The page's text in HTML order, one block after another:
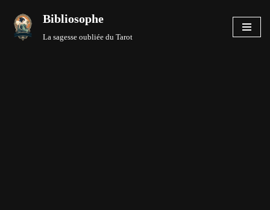
Aller
Bibliosophe
La sagesse oubliée du Tarot